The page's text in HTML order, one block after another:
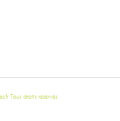
Tous droits réservés.